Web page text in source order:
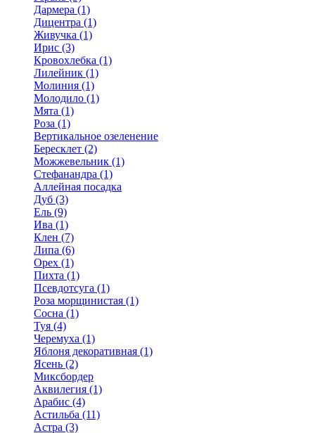
Дармера (1)
Дицентра (1)
Живучка (1)
Ирис (3)
Кровохлебка (1)
Лилейник (1)
Молиния (1)
Молодило (1)
Мята (1)
Роза (1)
Вертикальное озеленение
Бересклет (2)
Можжевельник (1)
Стефанандра (1)
Аллейная посадка
Дуб (3)
Ель (9)
Ива (1)
Клен (7)
Липа (6)
Орех (1)
Пихта (1)
Псевдотсуга (1)
Роза морщинистая (1)
Сосна (1)
Туя (4)
Черемуха (1)
Яблоня декоративная (1)
Ясень (2)
Миксбордер
Аквилегия (1)
Арабис (4)
Астильба (11)
Астра (3)